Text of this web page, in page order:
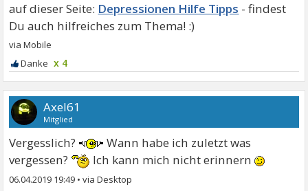
Depressionen Hilfe Tipps
x 4
Axel61
Mitglied
Vergesslich?
Wann habe ich zuletzt was
vergessen?
Ich kann mich nicht erinnern
06.04.2019 19:49 •